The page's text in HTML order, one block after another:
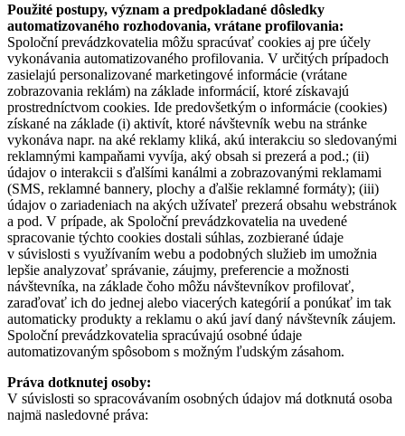
Použité postupy, význam a predpokladané dôsledky
automatizovaného rozhodovania, vrátane profilovania:
Spoloční prevádzkovatelia môžu spracúvať cookies aj pre účely
vykonávania automatizovaného profilovania. V určitých prípadoch
zasielajú personalizované marketingové informácie (vrátane
zobrazovania reklám) na základe informácií, ktoré získavajú
prostredníctvom cookies. Ide predovšetkým o informácie (cookies)
získané na základe (i) aktivít, ktoré návštevník webu na stránke
vykonáva napr. na aké reklamy kliká, akú interakciu so sledovanými
reklamnými kampaňami vyvíja, aký obsah si prezerá a pod.; (ii)
údajov o interakcii s ďalšími kanálmi a zobrazovanými reklamami
(SMS, reklamné bannery, plochy a ďalšie reklamné formáty); (iii)
údajov o zariadeniach na akých užívateľ prezerá obsahu webstránok
a pod. V prípade, ak Spoloční prevádzkovatelia na uvedené
spracovanie týchto cookies dostali súhlas, zozbierané údaje
v súvislosti s využívaním webu a podobných služieb im umožnia
lepšie analyzovať správanie, záujmy, preferencie a možnosti
návštevníka, na základe čoho môžu návštevníkov profilovať,
zaraďovať ich do jednej alebo viacerých kategórií a ponúkať im tak
automaticky produkty a reklamu o akú javí daný návštevník záujem.
Spoloční prevádzkovatelia spracúvajú osobné údaje
automatizovaným spôsobom s možným ľudským zásahom.
Práva dotknutej osoby:
V súvislosti so spracovávaním osobných údajov má dotknutá osoba
najmä nasledovné práva: